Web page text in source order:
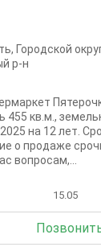
, Городской
р-н
кв.м.,
на 12 лет.
о продаже
вопросам,...
15.05